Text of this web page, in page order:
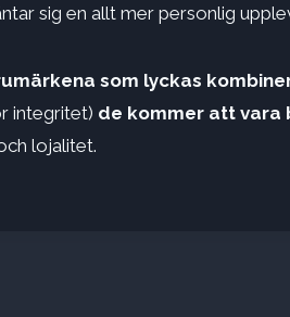
sig en allt mer personlig
som lyckas
integritet) de kommer att
lojalitet.